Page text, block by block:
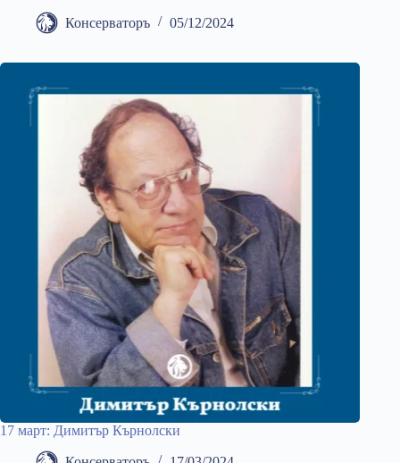
Консерваторъ 05/12/2024
17 март: Димитър Кърнолски